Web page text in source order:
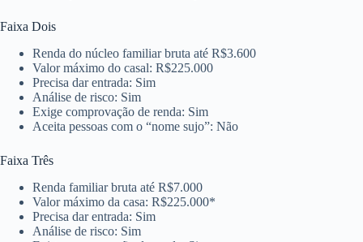
Faixa Dois
Renda do núcleo familiar bruta até R$3.600
Valor máximo do casal: R$225.000
Precisa dar entrada: Sim
Análise de risco: Sim
Exige comprovação de renda: Sim
Aceita pessoas com o “nome sujo”: Não
Faixa Três
Renda familiar bruta até R$7.000
Valor máximo da casa: R$225.000*
Precisa dar entrada: Sim
Análise de risco: Sim